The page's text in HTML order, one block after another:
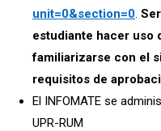
unit=0&section=0.
estudiante hacer uso
familiarizarse con el
requisitos de
El INFOMATE se
UPR-RUM